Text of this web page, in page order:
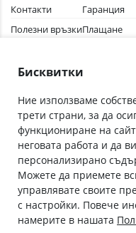
Контакти
Полезни връзки
Общи условия
Гаранция
Плащане
Абонирай се за нашия
С абонамента се съгласявам с
Онлайн аптека, част от
Бисквитки
Ние използваме
трети страни, за да
функциониране на
неговата работа и да
персонализирано
Можете да приемете
управлявате своите
с настройки. Повече
намерите в нашата